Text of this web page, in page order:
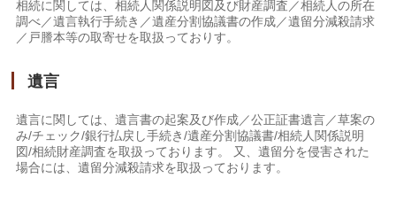
相続に関しては、相続人関係説明図及び財産調査／相続人の所在
調べ／遺言執行手続き／遺産分割協議書の作成／遺留分減殺請求
／戸謄本等の取寄せを取扱っておりす。
遺言
遺言に関しては、遺言書の起案及び作成／公正証書遺言／草案の
み/チェック/銀行払戻し手続き/遺産分割協議書/相続人関係説明
図/相続財産調査を取扱っております。 又、遺留分を侵害された
場合には、遺留分減殺請求を取扱っております。